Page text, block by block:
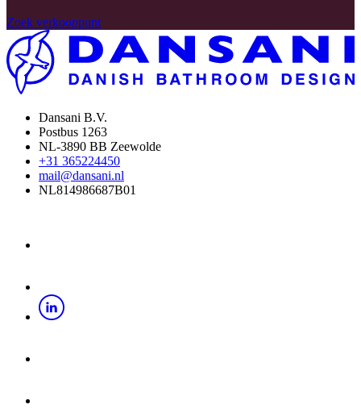
Zoek verkooppunt
Dansani B.V.
Postbus 1263
NL-3890 BB Zeewolde
+31 365224450
mail@dansani.nl
NL814986687B01